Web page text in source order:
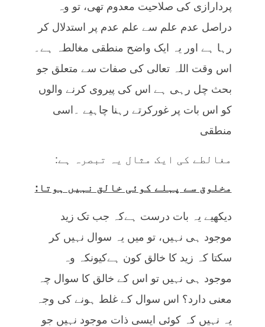
پردارازی کی صلاحیت معدوم تھی، تو وہ
دراصل عدم علم سے علم عدم پر استدلال کر
رہا ہے اور یہ ایک واضح منطقی مغالطہ ہے۔
اس وقت اللہ تعالی کی صفات سے متعلق جو
بحث چل رہی ہے اس کی پیروی کرنے والوں
کو اس بات پر غورکرتے رہنا چاہیے ۔اسی
منطقی
مغالطے کی ایک مثال یہ تبصرہ ہے:
مخلوق سے پہلے کوئی خالق نہیں ہوتا:
دیکھیے یہ بات درست ہےکہ جب تک زید
موجود ہی نہیں، تو میں یہ سوال نہیں کر
سکتا کہ زید کا خالق کون ہےکیونکہ وہ
موجود ہی نہیں تو اس کے خالق کا سوال چہ
معنی دارد؟ اس سوال کے غلط ہونے کی وجہ
یہ نہیں کہ کوئی ایسی ذات موجود نہیں جو